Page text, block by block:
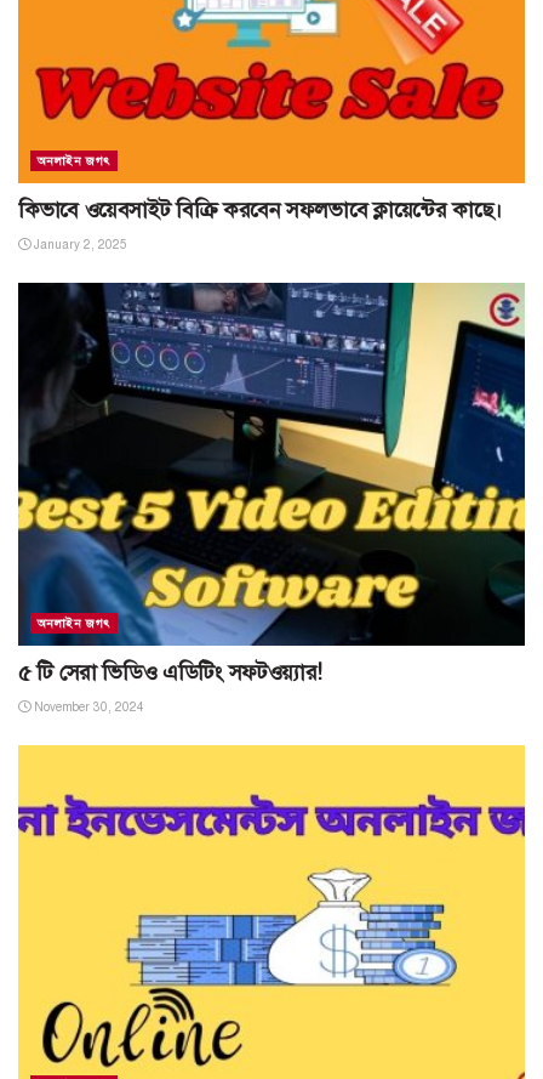
অনলাইন জগৎ
কিভাবে ওয়েবসাইট বিক্রি করবেন সফলভাবে ক্লায়েন্টের কাছে।
January 2, 2025
অনলাইন জগৎ
৫ টি সেরা ভিডিও এডিটিং সফটওয়্যার!
November 30, 2024